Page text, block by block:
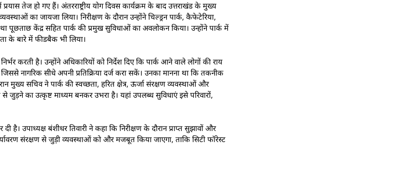
तेज हो गए हैं। अंतरराष्ट्रीय योग दिवस कार्यक्रम के बाद उत्तराखंड के मुख्य
का जायजा लिया। निरीक्षण के दौरान उन्होंने चिल्ड्रन पार्क, कैफेटेरिया,
पूछताछ केंद्र सहित पार्क की प्रमुख सुविधाओं का अवलोकन किया। उन्होंने पार्क में
के बारे में फीडबैक भी लिया।
करती है। उन्होंने अधिकारियों को निर्देश दिए कि पार्क आने वाले लोगों की राय
नागरिक सीधे अपनी प्रतिक्रिया दर्ज करा सकें। उनका मानना था कि तकनीक
मुख्य सचिव ने पार्क की स्वच्छता, हरित क्षेत्र, ऊर्जा संरक्षण व्यवस्थाओं और
जुड़ने का उत्कृष्ट माध्यम बनकर उभरा है। यहां उपलब्ध सुविधाएं इसे परिवारों,
उपाध्यक्ष बंशीधर तिवारी ने कहा कि निरीक्षण के दौरान प्राप्त सुझावों और
संरक्षण से जुड़ी व्यवस्थाओं को और मजबूत किया जाएगा, ताकि सिटी फॉरेस्ट